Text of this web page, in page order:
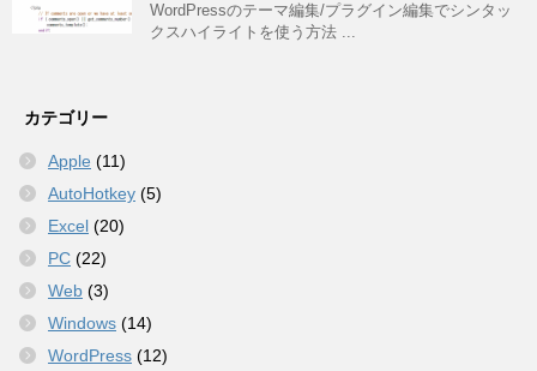
WordPressのテーマ編集/プラグイン編集でシンタッ
クスハイライトを使う方法 ...
カテゴリー
Apple (11)
AutoHotkey (5)
Excel (20)
PC (22)
Web (3)
Windows (14)
WordPress (12)